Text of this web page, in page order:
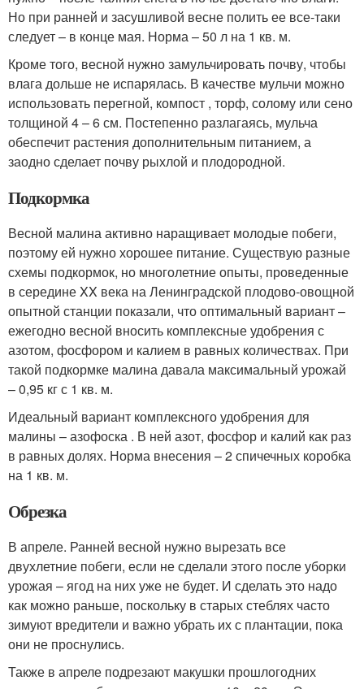
Но при ранней и засушливой весне полить ее все-таки
следует – в конце мая. Норма – 50 л на 1 кв. м.
Кроме того, весной нужно замульчировать почву, чтобы
влага дольше не испарялась. В качестве мульчи можно
использовать перегной, компост , торф, солому или сено
толщиной 4 – 6 см. Постепенно разлагаясь, мульча
обеспечит растения дополнительным питанием, а
заодно сделает почву рыхлой и плодородной.
Подкормка
Весной малина активно наращивает молодые побеги,
поэтому ей нужно хорошее питание. Существую разные
схемы подкормок, но многолетние опыты, проведенные
в середине XX века на Ленинградской плодово-овощной
опытной станции показали, что оптимальный вариант –
ежегодно весной вносить комплексные удобрения с
азотом, фосфором и калием в равных количествах. При
такой подкормке малина давала максимальный урожай
– 0,95 кг с 1 кв. м.
Идеальный вариант комплексного удобрения для
малины – азофоска . В ней азот, фосфор и калий как раз
в равных долях. Норма внесения – 2 спичечных коробка
на 1 кв. м.
Обрезка
В апреле. Ранней весной нужно вырезать все
двухлетние побеги, если не сделали этого после уборки
урожая – ягод на них уже не будет. И сделать это надо
как можно раньше, поскольку в старых стеблях часто
зимуют вредители и важно убрать их с плантации, пока
они не проснулись.
Также в апреле подрезают макушки прошлогодних